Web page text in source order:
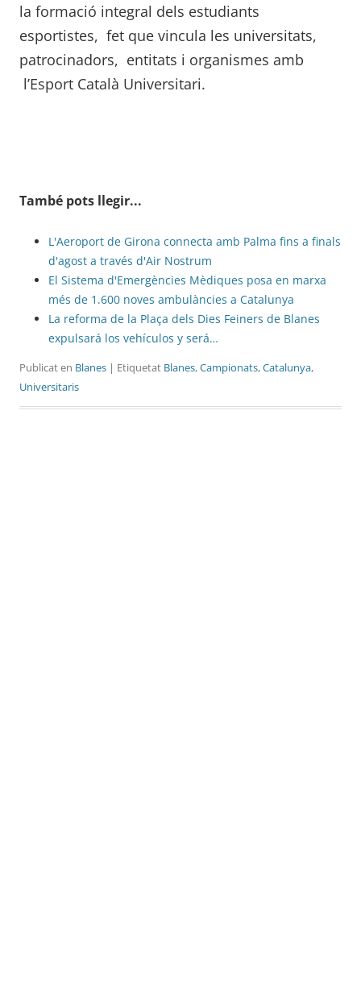
la formació integral dels estudiants
esportistes, fet que vincula les universitats,
patrocinadors, entitats i organismes amb
l’Esport Català Universitari.
També pots llegir...
L'Aeroport de Girona connecta amb Palma fins a finals
d'agost a través d'Air Nostrum
El Sistema d'Emergències Mèdiques posa en marxa
més de 1.600 noves ambulàncies a Catalunya
La reforma de la Plaça dels Dies Feiners de Blanes
expulsará los vehículos y será…
Publicat en Blanes | Etiquetat Blanes,Campionats,Catalunya,
Universitaris